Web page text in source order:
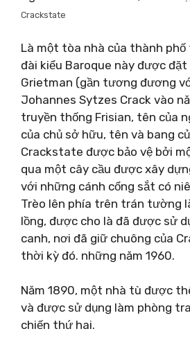
Crackstate
Là một tòa nhà của thành phố
đài kiểu Baroque này được đặt
Grietman (gần tương đương
Johannes Sytzes Crack vào
truyền thống Frisian, tên của
của chủ sở hữu, tên và bang
Crackstate được bảo vệ bởi
qua một cây cầu được xây
với những cánh cổng sắt có
Trèo lên phía trên trán tường
lồng, được cho là đã được sử
canh, nơi đã giữ chuông của
thời kỳ đó. những năm 1960.
Năm 1890, một nhà tù được
và được sử dụng làm phòng
chiến thứ hai.